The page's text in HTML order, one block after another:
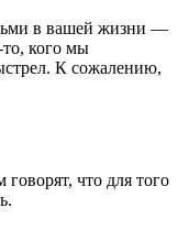
в вашей жизни —
то, кого мы
К сожалению,
что для того